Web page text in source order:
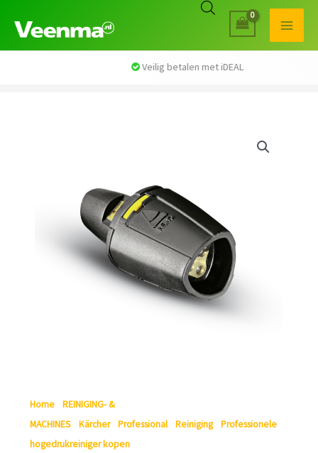
Home
REINIGING- &
MACHINES
Kärcher/ Professional/ Reiniging/ Professionele
hogedrukreiniger kopen
Veilig betalen met iDEAL